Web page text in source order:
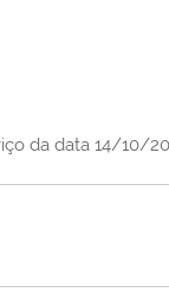
da data 14/10/